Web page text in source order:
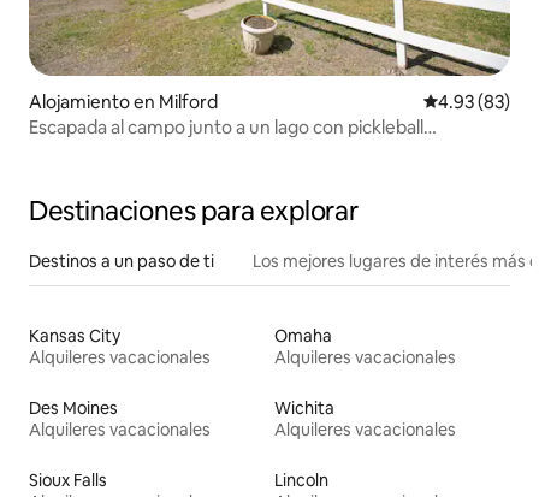
Alojamiento en Milford Calificación
4.93 (83)
Escapada al campo junto a un lago con pickleball
Destinaciones para explorar
Destinos a un paso de ti Los mejores lugares de interés más
Kansas City
Alquileres vacacionales
Omaha
Alquileres vacacionales
Des Moines
Alquileres vacacionales
Wichita
Alquileres vacacionales
Sioux Falls
Lincoln